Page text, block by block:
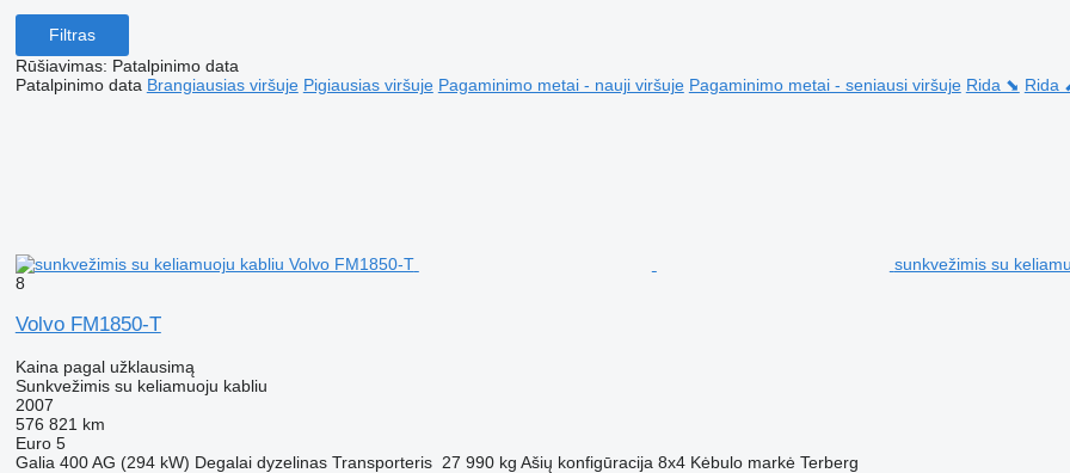
Filtras
Rūšiavimas: Patalpinimo data
Patalpinimo data Brangiausias viršuje Pigiausias viršuje Pagaminimo metai - nauji viršuje Pagaminimo metai - seniausi viršuje Rida ⬊ Rida
sunkvežimis su
8
Volvo FM1850-T
Kaina pagal užklausimą
Sunkvežimis su keliamuoju kabliu
2007
576 821 km
Euro 5
Galia 400 AG (294 kW) Degalai dyzelinas Transporteris 27 990 kg Ašių konfigūracija 8x4 Kėbulo markė Terberg